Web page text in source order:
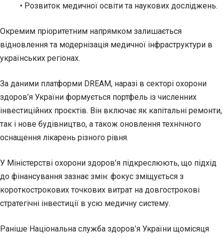
• Розвиток медичної освіти та наукових досліджень.
Окремим пріоритетним напрямком залишається
відновлення та модернізація медичної інфраструктури в
українських регіонах.
За даними платформи DREAM, наразі в секторі охорони
здоров’я України формується портфель із численних
інвестиційних проєктів. Він включає як капітальні ремонти,
так і нове будівництво, а також оновлення технічного
оснащення лікарень різного рівня.
У Міністерстві охорони здоров’я підкреслюють, що підхід
до фінансування зазнає змін: фокус зміщується з
короткострокових точкових витрат на довгострокові
стратегічні інвестиції в усю медичну систему.
Раніше Національна служба здоров’я України щомісяця